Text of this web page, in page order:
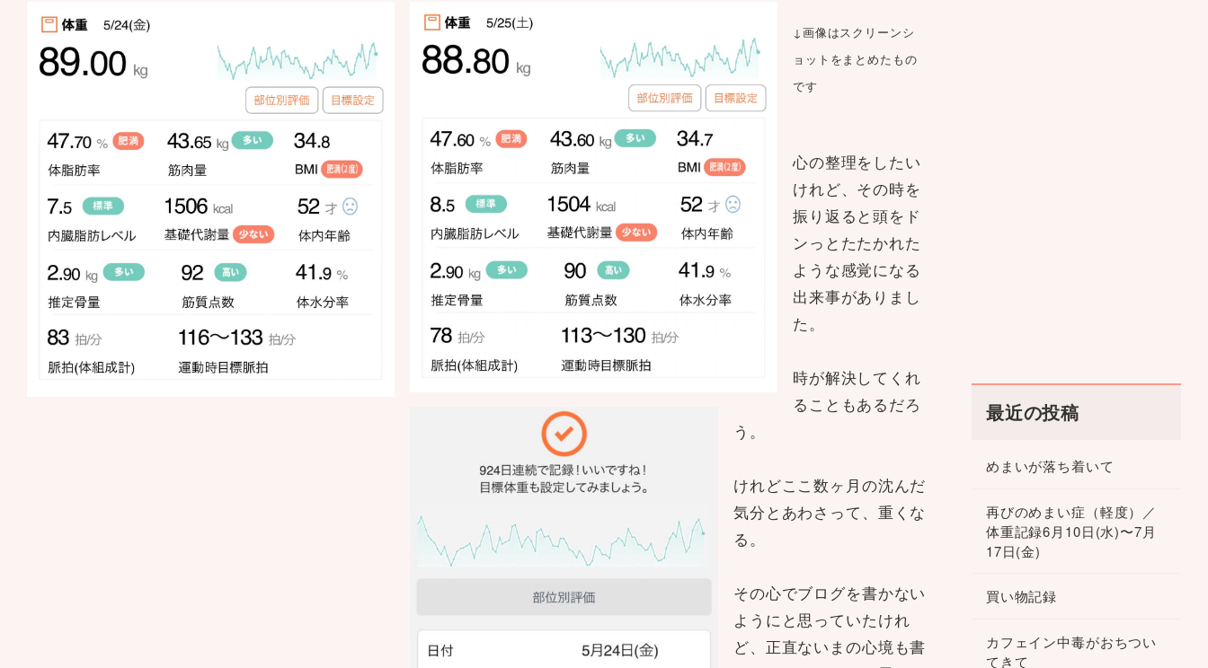
↓画像はスクリーンシ
ョットをまとめたもの
です
心の整理をしたい
けれど、その時を
振り返ると頭をド
ンっとたたかれた
ような感覚になる
出来事がありまし
た。
時が解決してくれ
ることもあるだろ
う。
けれどここ数ヶ月の沈んだ
気分とあわさって、重くな
る。
その心でブログを書かない
ようにと思っていたけれ
ど、正直ないまの心境も書
最近の投稿
めまいが落ち着いて
再びのめまい症（軽度）／
体重記録6月10日(水)〜7月
17日(金)
買い物記録
カフェイン中毒がおちつい
てきて